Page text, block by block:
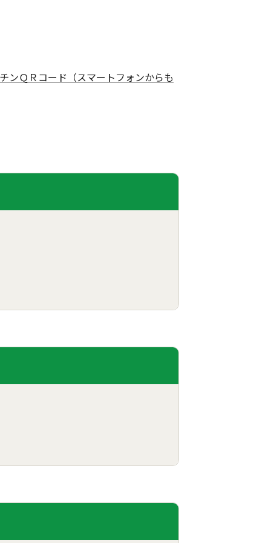
ンＱＲコード（スマートフォンからも